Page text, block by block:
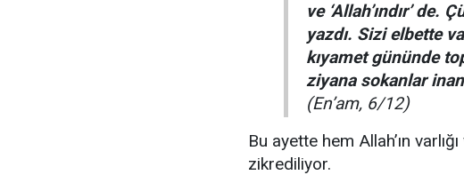
ve ‘Allah’ındır’
yazdı. Sizi elbette
kıyamet gününde
ziyana sokanlar
(En’am, 6/12)
Bu ayette hem Allah’ın
zikrediliyor.